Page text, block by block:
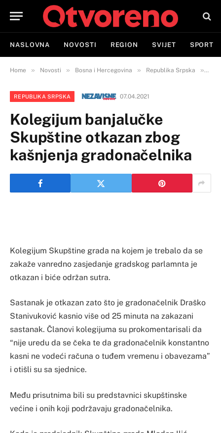
NASLOVNA NOVOSTI REGION SVIJET SPORT
Home » Novosti » Bosna i Hercegovina » Republika Srpska »
REPUBLIKA SRPSKA 07.04.2021
Kolegijum banjalučke
Skupštine otkazan zbog
kašnjenja gradonačelnika
Kolegijum Skupštine grada na kojem je trebalo da se
zakaže vanredno zasjedanje gradskog parlamnta je
otkazan i biće održan sutra.
Sastanak je otkazan zato što je gradonačelnik Draško
Stanivuković kasnio više od 25 minuta na zakazani
sastanak. Članovi kolegijuma su prokomentarisali da
“nije uredu da se čeka te da gradonačelnik konstantno
kasni ne vodeći računa o tuđem vremenu i obavezama”
i otišli su sa sjednice.
Među prisutnima bili su predstavnici skupštinske
većine i onih koji podržavaju gradonačelnika.